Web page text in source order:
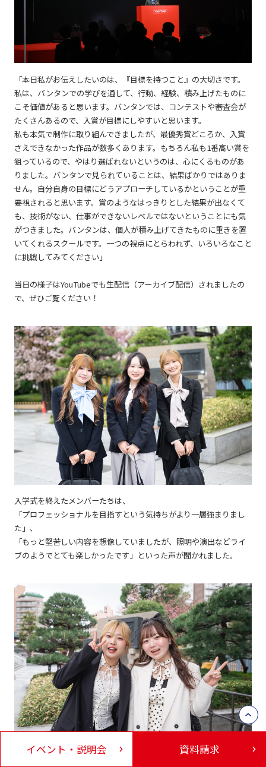
「本日私がお伝えしたいのは、『目標を持つこと』の大切さです。
私は、バンタンでの学びを通して、行動、経験、積み上げたものに
こそ価値があると思います。バンタンでは、コンテストや審査会が
たくさんあるので、入賞が目標にしやすいと思います。
私も本気で制作に取り組んできましたが、最優秀賞どころか、入賞
さえできなかった作品が数多くあります。もちろん私も1番高い賞を
狙っているので、やはり選ばれないというのは、心にくるものがあ
りました。バンタンで見られていることは、結果ばかりではありま
せん。自分自身の目標にどうアプローチしているかということが重
要視されると思います。賞のようなはっきりとした結果が出なくて
も、技術がない、仕事ができないレベルではないということにも気
がつきました。バンタンは、個人が積み上げてきたものに重きを置
いてくれるスクールです。一つの視点にとらわれず、いろいろなこと
に挑戦してみてください」
当日の様子はYouTubeでも生配信（アーカイブ配信）されましたの
で、ぜひご覧ください！
入学式を終えたメンバーたちは、
「プロフェッショナルを目指すという気持ちがより一層強まりまし
た」、
「もっと堅苦しい内容を想像していましたが、照明や演出などライ
ブのようでとても楽しかったです」といった声が聞かれました。
イベント・説明会 資料請求